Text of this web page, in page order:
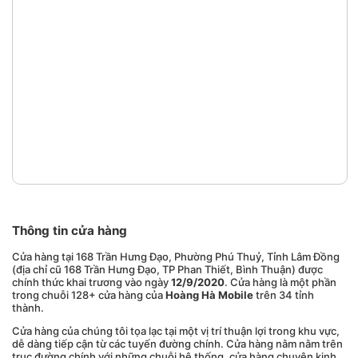
Thông tin cửa hàng
Cửa hàng tại 168 Trần Hưng Đạo, Phường Phú Thuỷ, Tỉnh Lâm Đồng
(địa chỉ cũ 168 Trần Hưng Đạo, TP Phan Thiết, Bình Thuận) được
chính thức khai trương vào ngày12/9/2020. Cửa hàng là một phần
trong chuỗi 128+ cửa hàng củaHoàng Hà Mobiletrên 34 tỉnh
thành.
Cửa hàng của chúng tôi tọa lạc tại một vị trí thuận lợi trong khu vực,
dễ dàng tiếp cận từ các tuyến đường chính. Cửa hàng nằm nằm trên